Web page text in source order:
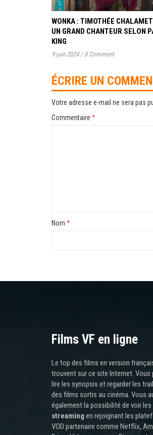
WONKA : TIMOTHÉE
UN GRAND CHANTEUR SELON
KING
9 juin 2024 / 0 Comment
ÉCRIRE UN
Votre adresse e-mail ne sera pas
Commentaire *
Nom *
Films VF en ligne
Le top des films en version
trouvent sur ce site Internet. Vous
lire les synopsis et regarder les
des films sortis au cinéma. Vous
également la possibilité de voir les
streaming en rejoignant les
VOD partenaire comme Netflix,